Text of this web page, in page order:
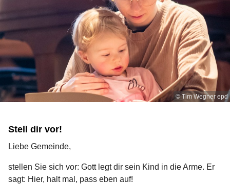
© Tim Wegner epd
Stell dir vor!
Liebe Gemeinde,
stellen Sie sich vor: Gott legt dir sein Kind in die Arme. Er
sagt: Hier, halt mal, pass eben auf!